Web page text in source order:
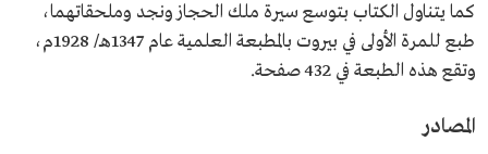
كما يتناول الكتاب بتوسع سيرة ملك الحجاز ونجد وملحقاتهما،
طبع للمرة الأولى في بيروت بالمطبعة العلمية عام 1347هـ/ 1928م،
وتقع هذه الطبعة في 432 صفحة.
المصادر